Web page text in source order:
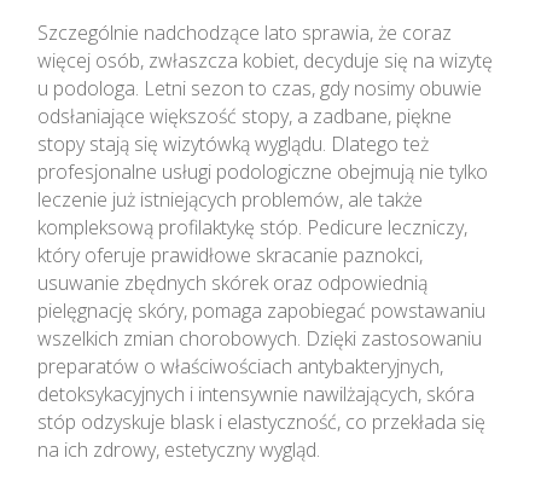
Szczególnie nadchodzące lato sprawia, że coraz
więcej osób, zwłaszcza kobiet, decyduje się na wizytę
u podologa. Letni sezon to czas, gdy nosimy obuwie
odsłaniające większość stopy, a zadbane, piękne
stopy stają się wizytówką wyglądu. Dlatego też
profesjonalne usługi podologiczne obejmują nie tylko
leczenie już istniejących problemów, ale także
kompleksową profilaktykę stóp. Pedicure leczniczy,
który oferuje prawidłowe skracanie paznokci,
usuwanie zbędnych skórek oraz odpowiednią
pielęgnację skóry, pomaga zapobiegać powstawaniu
wszelkich zmian chorobowych. Dzięki zastosowaniu
preparatów o właściwościach antybakteryjnych,
detoksykacyjnych i intensywnie nawilżających, skóra
stóp odzyskuje blask i elastyczność, co przekłada się
na ich zdrowy, estetyczny wygląd.